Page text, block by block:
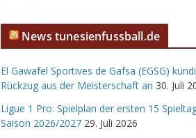
News tunesienfussball.de
El Gawafel Sportives de Gafsa (EGSG)
Rückzug aus der Meisterschaft an 30. Juli
Ligue 1 Pro: Spielplan der ersten 15
Saison 2026/2027 29. Juli 2026